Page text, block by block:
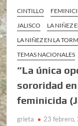
CINTILLO
JALISCO
LA NIÑEZ
LA NIÑEZ EN LA
TEMAS NACIONALES
“La única
sororidad
feminicida
grieta 23 febrero,